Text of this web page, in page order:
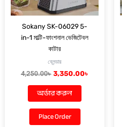
Sokany SK-06029 5-
in-1 মাল্টি-ফাংশনাল ভেজিটেবল
কাটার
ব্লেন্ডার
4,250.00৳ 3,350.00৳
অর্ডার করুন
Place Order